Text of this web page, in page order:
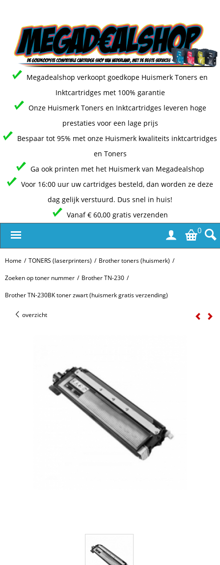
Megadealshop verkoopt goedkope Huismerk Toners en
Inktcartridges met 100% garantie
Onze Huismerk Toners en Inktcartridges leveren hoge
prestaties voor een lage prijs
Bespaar tot 95% met onze Huismerk kwaliteits inktcartridges
en Toners
Ga ook printen met het Huismerk van Megadealshop
Voor 16:00 uur uw cartridges besteld, dan worden ze deze
dag gelijk verstuurd. Dus snel in huis!
Vanaf € 60,00 gratis verzenden
0
Home / TONERS (laserprinters) / Brother toners (huismerk) /
Zoeken op toner nummer / Brother TN-230 /
Brother TN-230BK toner zwart (huismerk gratis verzending)
overzicht